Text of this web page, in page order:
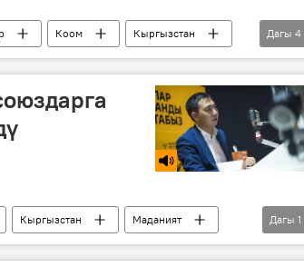
Коом
Кыргызстан
Дагы 4
Кыргызстан
Маданият
Дагы 1